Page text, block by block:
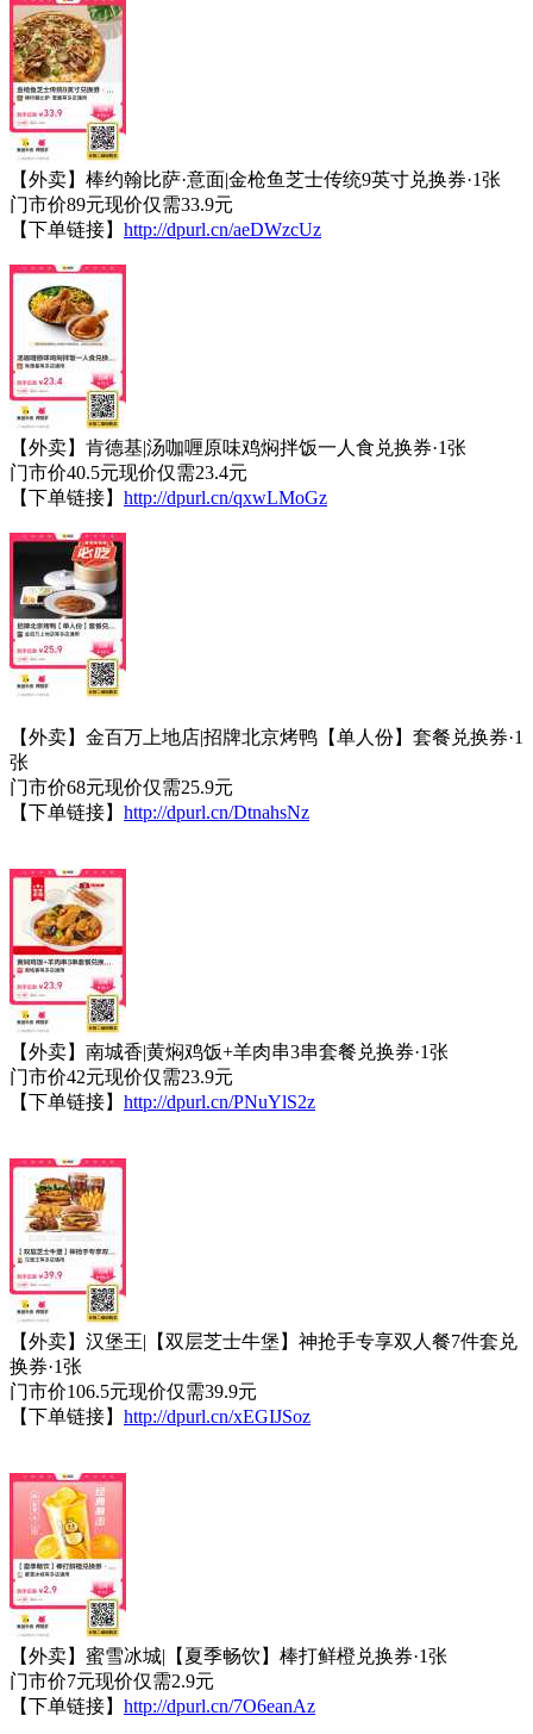
【外卖】棒约翰比萨·意面|金枪鱼芝士传统9英寸兑换券·1张
门市价89元现价仅需33.9元
【下单链接】 http://dpurl.cn/aeDWzcUz
【外卖】肯德基|汤咖喱原味鸡焖拌饭一人食兑换券·1张
门市价40.5元现价仅需23.4元
【下单链接】 http://dpurl.cn/qxwLMoGz
【外卖】金百万上地店|招牌北京烤鸭【单人份】套餐兑换券·1
张
门市价68元现价仅需25.9元
【下单链接】 http://dpurl.cn/DtnahsNz
【外卖】南城香|黄焖鸡饭+羊肉串3串套餐兑换券·1张
门市价42元现价仅需23.9元
【下单链接】 http://dpurl.cn/PNuYlS2z
【外卖】汉堡王|【双层芝士牛堡】神抢手专享双人餐7件套兑
换券·1张
门市价106.5元现价仅需39.9元
【下单链接】 http://dpurl.cn/xEGIJSoz
【外卖】蜜雪冰城|【夏季畅饮】棒打鲜橙兑换券·1张
门市价7元现价仅需2.9元
【下单链接】 http://dpurl.cn/7O6eanAz